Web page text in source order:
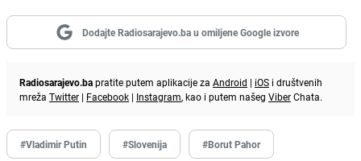
Dodajte Radiosarajevo.ba u omiljene Google izvore
Radiosarajevo.bapratite putem aplikacije za Android | iOS i društvenih
mreža Twitter | Facebook | Instagram, kao i putem našeg ViberChata.
#Vladimir Putin #Slovenija #Borut Pahor